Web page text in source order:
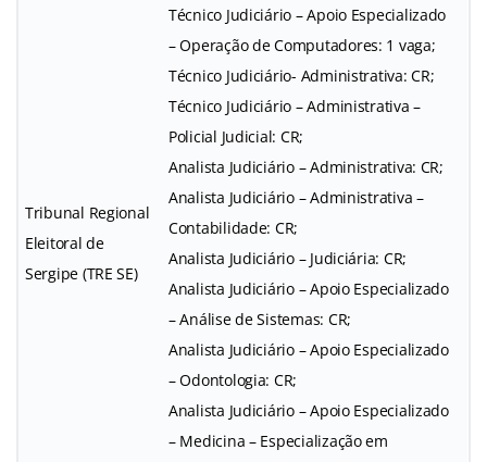
Tribunal Regional
Eleitoral de
Sergipe (TRE SE)
Técnico Judiciário – Apoio Especializado
– Operação de Computadores: 1 vaga;
Técnico Judiciário- Administrativa: CR;
Técnico Judiciário – Administrativa –
Policial Judicial: CR;
Analista Judiciário – Administrativa: CR;
Analista Judiciário – Administrativa –
Contabilidade: CR;
Analista Judiciário – Judiciária: CR;
Analista Judiciário – Apoio Especializado
– Análise de Sistemas: CR;
Analista Judiciário – Apoio Especializado
– Odontologia: CR;
Analista Judiciário – Apoio Especializado
– Medicina – Especialização em